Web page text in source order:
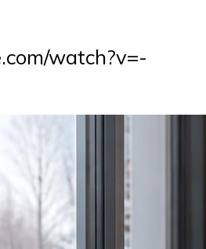
watch?v=-